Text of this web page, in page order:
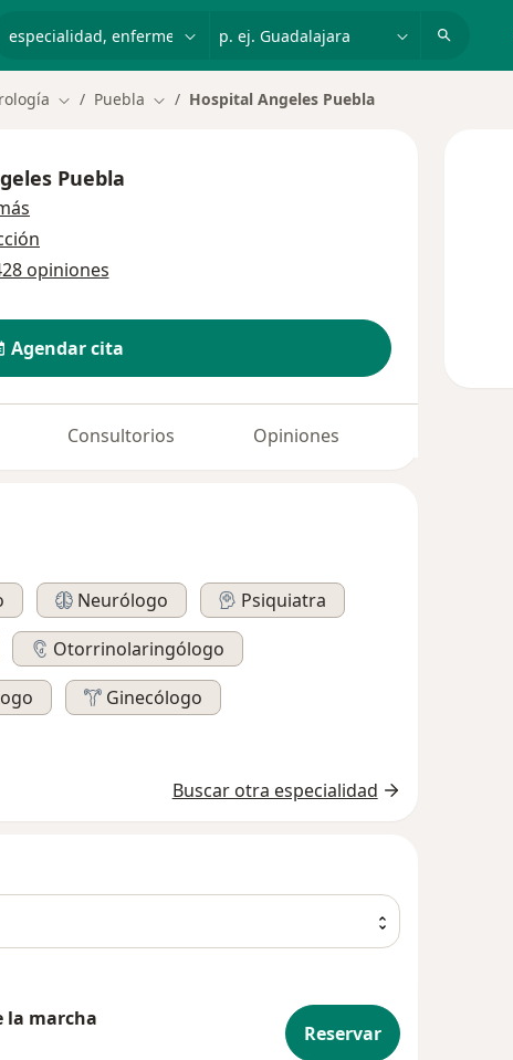
Cambiar de ciudad
Puebla Cambiar de ciudad
Hospital Angeles Puebla
Puebla
opiniones
Agendar cita
Consultorios Opiniones
Neurólogo
Psiquiatra
Otorrinolaringólogo
Ginecólogo
Buscar otra especialidad
la marcha
Reservar